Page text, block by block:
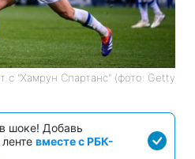
с "Хамрун Спартанс" (фото: Getty
шоке! Добавь
вместе с РБК-